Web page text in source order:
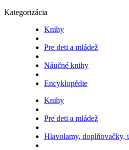
Kategorizácia
Knihy
Pre deti a mládež
Náučné knihy
Encyklopédie
Knihy
Pre deti a mládež
Hlavolamy, doplňovačky,